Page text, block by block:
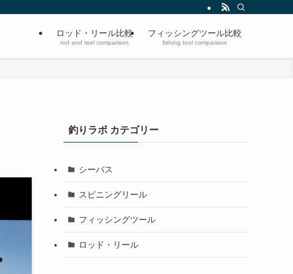
ロッド・リール比較
rod and reel comparison
フィッシングツール比較
fishing tool comparison
釣りラボ カテゴリー
シーバス
スピニングリール
フィッシングツール
ロッド・リール